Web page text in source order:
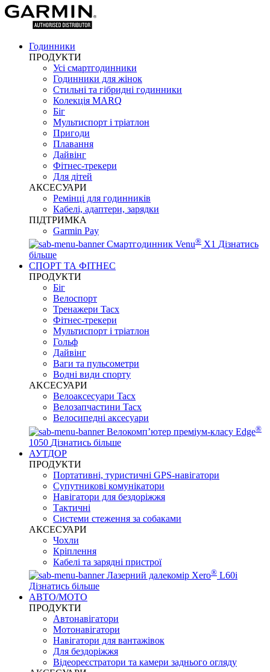
Годинники
ПРОДУКТИ
Усі смартгодинники
Годинники для жінок
Стильні та гібридні годинники
Колекція MARQ
Біг
Мультиспорт і тріатлон
Пригоди
Плавання
Дайвінг
Фітнес-трекери
Для дітей
АКСЕСУАРИ
Ремінці для годинників
Кабелі, адаптери, зарядки
ПІДТРИМКА
Garmin Pay
Смартгодинник Venu® X1 Дізнатись
більше
СПОРТ ТА ФІТНЕС
ПРОДУКТИ
Біг
Велоспорт
Тренажери Tacx
Фітнес-трекери
Мультиспорт і тріатлон
Гольф
Дайвінг
Ваги та пульсометри
Водні види спорту
AKCЕСУАРИ
Велоаксесуари Tacx
Велозапчастини Tacx
Велосипедні аксесуари
Велокомп’ютер преміум-класу Edge®
1050 Дізнатись більше
АУТДОР
ПРОДУКТИ
Портативні, туристичні GPS-навігатори
Супутникові комунікатори
Навігатори для бездоріжжя
Тактичні
Системи стеження за собаками
АКСЕСУАРИ
Чохли
Кріплення
Кабелі та зарядні пристрої
Лазерний далекомір Xero® L60i
Дізнатись більше
АВТО/МОТО
ПРОДУКТИ
Автонавігатори
Мотонавігатори
Навігатори для вантажівок
Для бездоріжжя
Відеореєстратори та камери заднього огляду